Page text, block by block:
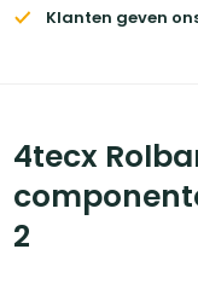
Klanten geven
4tecx
2